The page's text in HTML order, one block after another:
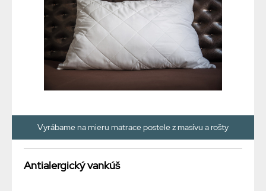
Vyrábame na mieru matrace postele z masívu a rošty
Antialergický vankúš